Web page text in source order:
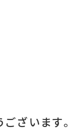
ざいます。